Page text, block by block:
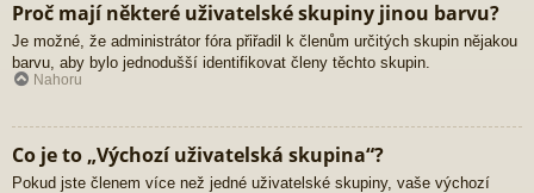
Proč mají některé uživatelské skupiny jinou barvu?
Je možné, že administrátor fóra přiřadil k členům určitých skupin nějakou
barvu, aby bylo jednodušší identifikovat členy těchto skupin.
Nahoru
Co je to „Výchozí uživatelská skupina“?
Pokud jste členem více než jedné uživatelské skupiny, vaše výchozí